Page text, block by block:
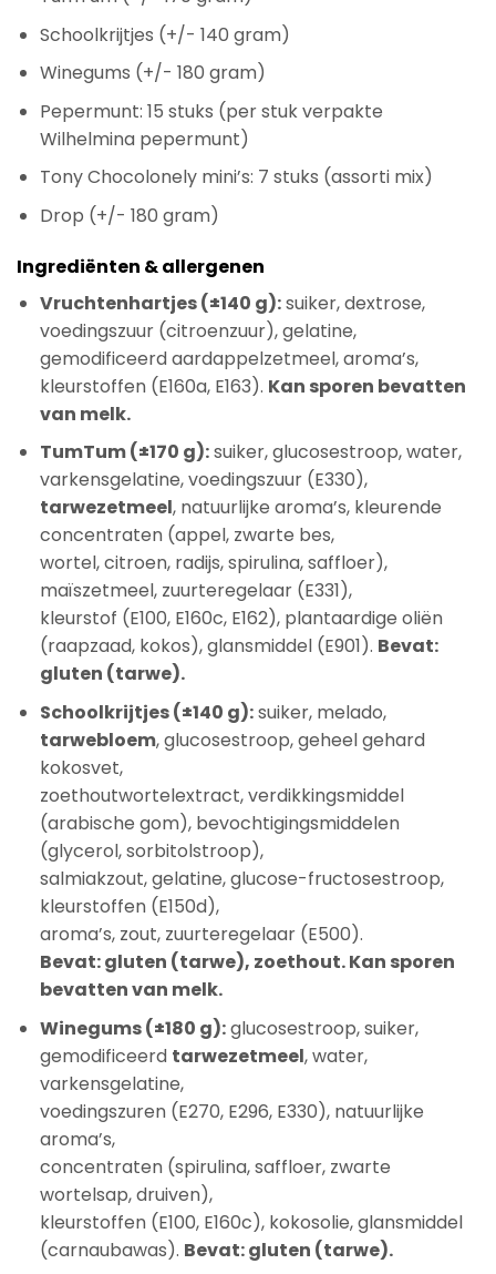
Schoolkrijtjes (+/- 140 gram)
Winegums (+/- 180 gram)
Pepermunt: 15 stuks (per stuk verpakte
Wilhelmina pepermunt)
Tony Chocolonely mini’s: 7 stuks (assorti mix)
Drop (+/- 180 gram)
Ingrediënten & allergenen
Vruchtenhartjes (±140 g):suiker, dextrose,
voedingszuur (citroenzuur), gelatine,
gemodificeerd aardappelzetmeel, aroma’s,
kleurstoffen (E160a, E163). Kan sporen bevatten
van melk.
TumTum (±170 g):suiker, glucosestroop, water,
varkensgelatine, voedingszuur (E330),
tarwezetmeel, natuurlijke aroma’s, kleurende
concentraten (appel, zwarte bes,
wortel, citroen, radijs, spirulina, saffloer),
maïszetmeel, zuurteregelaar (E331),
kleurstof (E100, E160c, E162), plantaardige oliën
(raapzaad, kokos), glansmiddel (E901). Bevat:
gluten (tarwe).
Schoolkrijtjes (±140 g):suiker, melado,
tarwebloem, glucosestroop, geheel gehard
kokosvet,
zoethoutwortelextract, verdikkingsmiddel
(arabische gom), bevochtigingsmiddelen
(glycerol, sorbitolstroop),
salmiakzout, gelatine, glucose-fructosestroop,
kleurstoffen (E150d),
aroma’s, zout, zuurteregelaar (E500).
Bevat: gluten (tarwe), zoethout. Kan sporen
bevatten van melk.
Winegums (±180 g):glucosestroop, suiker,
gemodificeerd tarwezetmeel, water,
varkensgelatine,
voedingszuren (E270, E296, E330), natuurlijke
aroma’s,
concentraten (spirulina, saffloer, zwarte
wortelsap, druiven),
kleurstoffen (E100, E160c), kokosolie, glansmiddel
(carnaubawas). Bevat: gluten (tarwe).